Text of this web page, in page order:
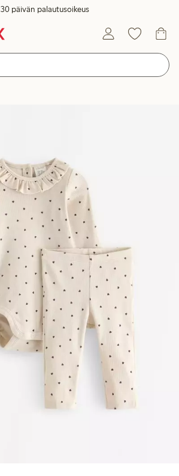
30 päivän palautusoikeus